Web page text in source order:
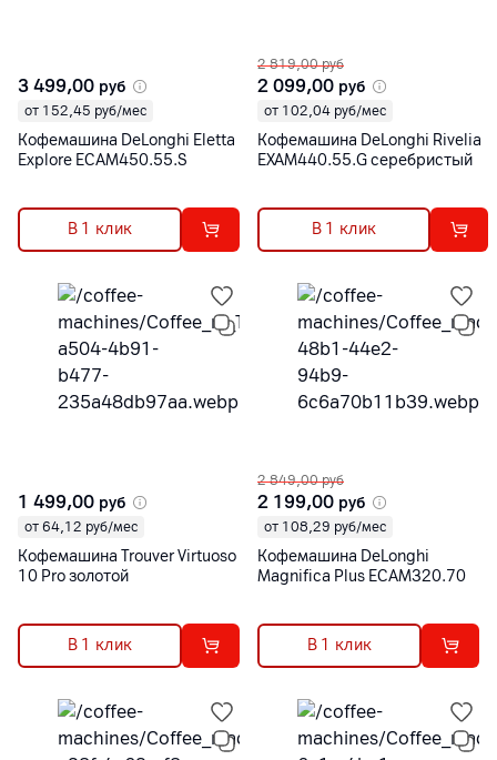
3 499,00 руб
от 152,45 руб/мес
Кофемашина DeLonghi Eletta
Explore ECAM450.55.S
В 1 клик
2 819,00 руб
2 099,00 руб
от 102,04 руб/мес
Кофемашина DeLonghi Rivelia
EXAM440.55.G серебристый
В 1 клик
1 499,00 руб
от 64,12 руб/мес
Кофемашина Trouver Virtuoso
10 Pro золотой
В 1 клик
2 849,00 руб
2 199,00 руб
от 108,29 руб/мес
Кофемашина DeLonghi
Magnifica Plus ECAM320.70
В 1 клик